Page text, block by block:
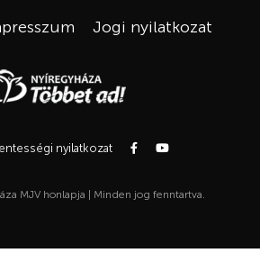
Jogi nyilatkozat
nyilatkozat
MJV honlapja | Minden jog fenntartva.